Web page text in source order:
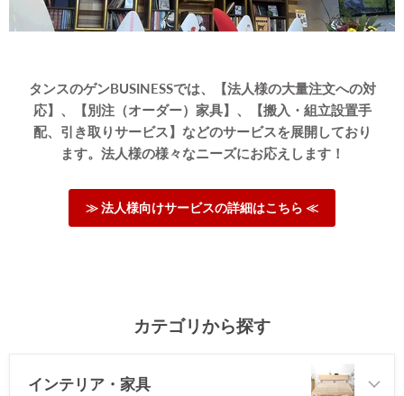
タンスのゲンBUSINESSでは、【法人様の大量注文への対
応】、【別注（オーダー）家具】、【搬入・組立設置手
配、引き取りサービス】などのサービスを展開しており
ます。法人様の様々なニーズにお応えします！
≫ 法人様向けサービスの詳細はこちら ≪
カテゴリから探す
インテリア・家具